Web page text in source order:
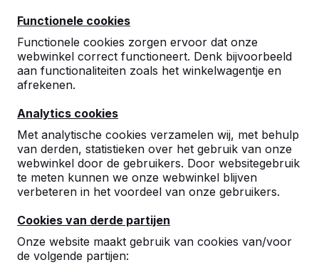
Functionele cookies
Functionele cookies zorgen ervoor dat onze
webwinkel correct functioneert. Denk bijvoorbeeld
aan functionaliteiten zoals het winkelwagentje en
afrekenen.
Analytics cookies
Met analytische cookies verzamelen wij, met behulp
van derden, statistieken over het gebruik van onze
webwinkel door de gebruikers. Door websitegebruik
te meten kunnen we onze webwinkel blijven
verbeteren in het voordeel van onze gebruikers.
Cookies van derde partijen
Onze website maakt gebruik van cookies van/voor
de volgende partijen:
Picknickset DeLuxe Ovaal
50reviews